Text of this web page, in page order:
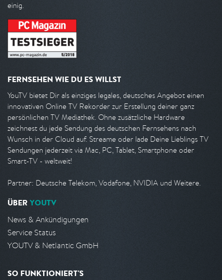
einig.
FERNSEHEN WIE DU ES WILLST
YouTV bietet Dir als einziges legales, deutsches Angebot einen
innovativen Online TV Rekorder zur Erstellung deiner ganz
persönlichen TV Mediathek. Ohne zusätzliche Hardware
zeichnest du jede Sendung des deutschen Fernsehens nach
Wunsch in der Cloud auf. Streame oder lade Deine Lieblings TV
Sendungen jederzeit via Mac, PC, Tablet, Smartphone oder
Smart-TV - weltweit!
Partner: Deutsche Telekom, Vodafone, NVIDIA und Weitere.
ÜBER YOUTV
News & Ankündigungen
Service Status
YOUTV & Netlantic GmbH
SO FUNKTIONIERT'S